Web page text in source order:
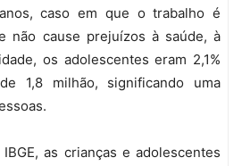
caso em que o trabalho é
não cause prejuízos à saúde, à
os adolescentes eram 2,1%
1,8 milhão, significando uma
as crianças e adolescentes